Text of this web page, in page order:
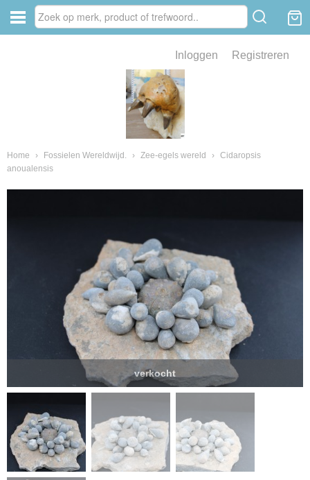
Inloggen Registreren
Home › Fossielen Wereldwijd. › Zee-egels wereld › Cidaropsis
anoualensis
verkocht
van fossielen en mineralen